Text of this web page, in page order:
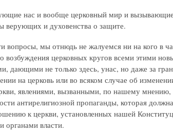
нас и вообще церковный мир и
верующих и духовенства о защите.
вопросы, мы отнюдь не жалуемся ни на кого в
возбуждения церковных кругов всеми этими
дающими не только здесь, унас, но даже за
на церковь или во всяком случае об
явлениями, вызванными, по нашему
антирелигиозной пропаганды, которая
к церкви, установленных нашей
органами власти.